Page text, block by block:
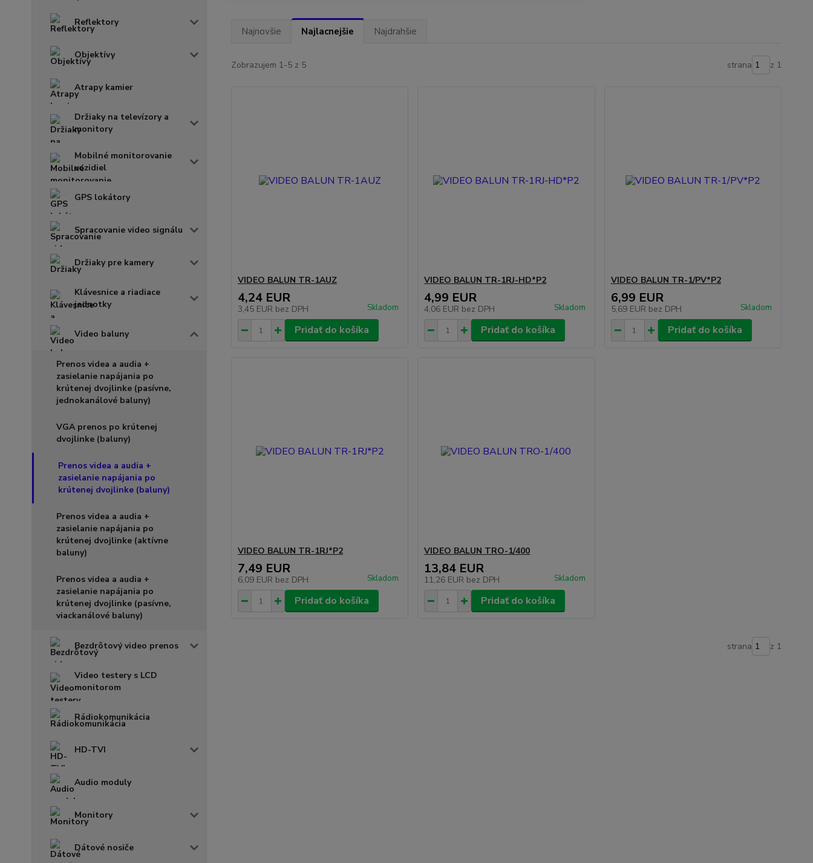
Reflektory
Objektívy
Atrapy kamier
Držiaky na televízory a
monitory
Mobilné monitorovanie
vozidiel
GPS lokátory
Spracovanie video signálu
Držiaky pre kamery
Klávesnice a riadiace
jednotky
Video baluny
Prenos videa a audia +
zasielanie napájania po
krútenej dvojlinke (pasívne,
jednokanálové baluny)
VGA prenos po krútenej
dvojlinke (baluny)
Prenos videa a audia +
zasielanie napájania po
krútenej dvojlinke (baluny)
Prenos videa a audia +
zasielanie napájania po
krútenej dvojlinke (aktívne
baluny)
Prenos videa a audia +
zasielanie napájania po
krútenej dvojlinke (pasívne,
viackanálové baluny)
Bezdrôtový video prenos
Video testery s LCD
monitorom
Rádiokomunikácia
HD-TVI
Audio moduly
Monitory
Dátové nosiče
Najnovšie Najlacnejšie Najdrahšie
Zobrazujem 1-5 z 5 strana z 1
VIDEO BALUN TR-1AUZ
4,24 EUR
3,45 EUR bez DPH Skladom
Pridať do košíka
VIDEO BALUN TR-1RJ-HD*P2
4,99 EUR
4,06 EUR bez DPH Skladom
Pridať do košíka
VIDEO BALUN TR-1/PV*P2
6,99 EUR
5,69 EUR bez DPH Skladom
Pridať do košíka
VIDEO BALUN TR-1RJ*P2
7,49 EUR
6,09 EUR bez DPH Skladom
Pridať do košíka
VIDEO BALUN TRO-1/400
13,84 EUR
11,26 EUR bez DPH Skladom
Pridať do košíka
strana z 1